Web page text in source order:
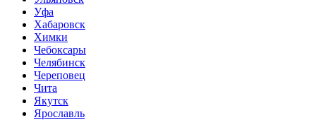
Уфа
Хабаровск
Химки
Чебоксары
Челябинск
Череповец
Чита
Якутск
Ярославль